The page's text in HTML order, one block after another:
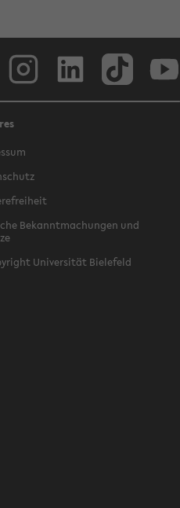
Bekanntmachungen und
Universität Bielefeld